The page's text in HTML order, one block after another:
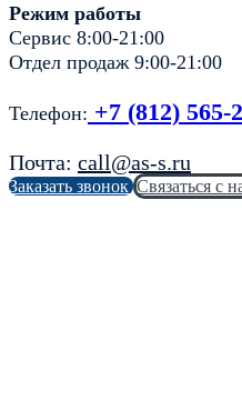
Режим работы
Сервис 8:00-21:00
Отдел продаж 9:00-21:00
Телефон: +7 (812) 565-
Почта: call@as-s.ru
Заказать звонок Связаться с